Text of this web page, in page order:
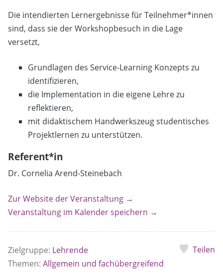
Die intendierten Lernergebnisse für Teilnehmer*innen
sind, dass sie der Workshopbesuch in die Lage
versetzt,
Grundlagen des Service-Learning Konzepts zu
identifizieren,
die Implementation in die eigene Lehre zu
reflektieren,
mit didaktischem Handwerkszeug studentisches
Projektlernen zu unterstützen.
Referent*in
Dr. Cornelia Arend-Steinebach
Zur Website der Veranstaltung →
Veranstaltung im Kalender speichern →
Zielgruppe: Lehrende
Themen: Allgemein und fachübergreifend
Teilen